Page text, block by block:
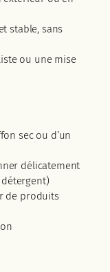
stable, sans
ou une mise
sec ou d’un
délicatement
de produits